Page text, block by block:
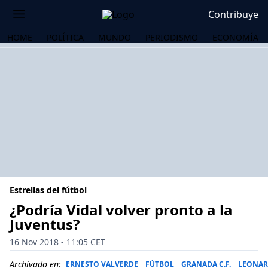
Contribuye
HOME POLÍTICA MUNDO PERIODISMO ECONOMÍA
Estrellas del fútbol
¿Podría Vidal volver pronto a la
Juventus?
16 Nov 2018 - 11:05 CET
Archivado en: ERNESTO VALVERDE FÚTBOL GRANADA C.F.